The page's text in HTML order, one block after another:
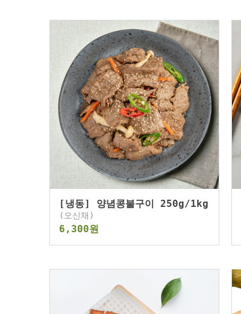
[냉동] 양념콩불구이 250g/1kg
(오신채)
6,300원